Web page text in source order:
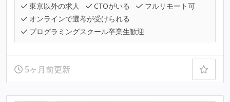
東京以外の求人
CTOがいる
フルリモート可
オンラインで選考が受けられる
プログラミングスクール卒業生歓迎
5ヶ月前更新